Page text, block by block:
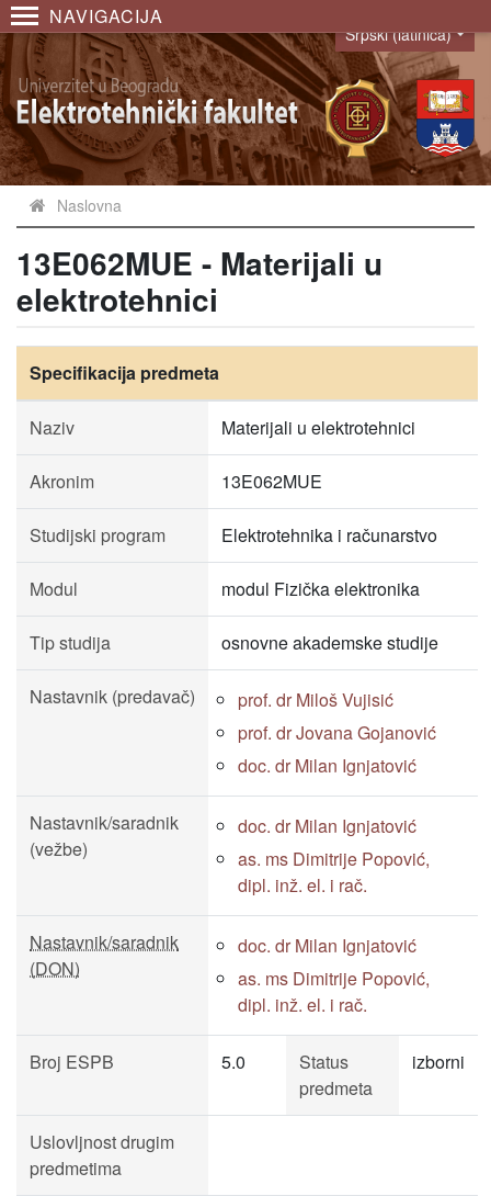
NAVIGACIJA
Language
Srpski (latinica)
Naslovna
13E062MUE - Materijali u
elektrotehnici
Specifikacija predmeta
Naziv Materijali u elektrotehnici
Akronim 13E062MUE
Studijski program Elektrotehnika i računarstvo
Modul modul Fizička elektronika
Tip studija osnovne akademske studije
Nastavnik (predavač)
prof. dr Miloš Vujisić
prof. dr Jovana Gojanović
doc. dr Milan Ignjatović
Nastavnik/saradnik
(vežbe)
doc. dr Milan Ignjatović
as. ms Dimitrije Popović,
dipl. inž. el. i rač.
Nastavnik/saradnik
(DON)
doc. dr Milan Ignjatović
as. ms Dimitrije Popović,
dipl. inž. el. i rač.
Broj ESPB 5.0
Status
predmeta
izborni
Uslovljnost drugim
predmetima